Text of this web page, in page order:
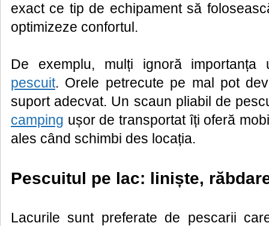
exact ce tip de echipament să
optimizeze confortul.
De exemplu, mulți ignoră
pescuit. Orele petrecute pe mal pot
suport adecvat. Un scaun pliabil de
camping ușor de transportat îți oferă
ales când schimbi des locația.
Pescuitul pe lac: liniște,
Lacurile sunt preferate de pescarii